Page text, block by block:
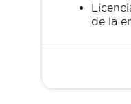
de la